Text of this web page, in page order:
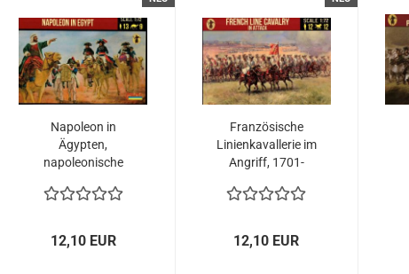
Napoleon in
Ägypten,
napoleonische
12,10 EUR
Französische
Linienkavallerie im
Angriff, 1701-
12,10 EUR